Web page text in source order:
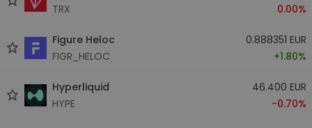
TRX
0.00%
Figure Heloc
FIGR_HELOC
0.888351 EUR
+1.80%
Hyperliquid
HYPE
46.400 EUR
-0.70%